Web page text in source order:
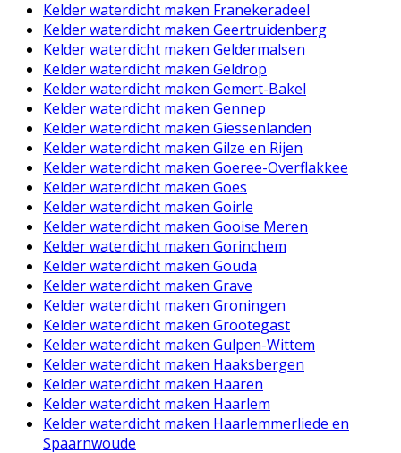
Kelder waterdicht maken Franekeradeel
Kelder waterdicht maken Geertruidenberg
Kelder waterdicht maken Geldermalsen
Kelder waterdicht maken Geldrop
Kelder waterdicht maken Gemert-Bakel
Kelder waterdicht maken Gennep
Kelder waterdicht maken Giessenlanden
Kelder waterdicht maken Gilze en Rijen
Kelder waterdicht maken Goeree-Overflakkee
Kelder waterdicht maken Goes
Kelder waterdicht maken Goirle
Kelder waterdicht maken Gooise Meren
Kelder waterdicht maken Gorinchem
Kelder waterdicht maken Gouda
Kelder waterdicht maken Grave
Kelder waterdicht maken Groningen
Kelder waterdicht maken Grootegast
Kelder waterdicht maken Gulpen-Wittem
Kelder waterdicht maken Haaksbergen
Kelder waterdicht maken Haaren
Kelder waterdicht maken Haarlem
Kelder waterdicht maken Haarlemmerliede en
Spaarnwoude